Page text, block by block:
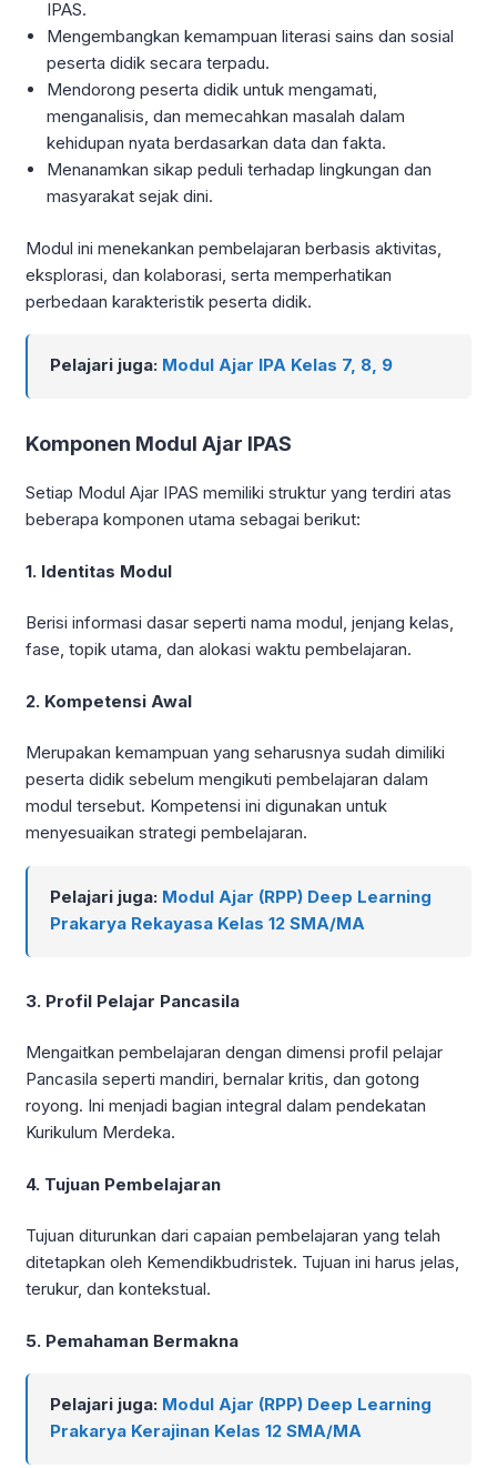
IPAS.
Mengembangkan kemampuan literasi sains dan sosial
peserta didik secara terpadu.
Mendorong peserta didik untuk mengamati,
menganalisis, dan memecahkan masalah dalam
kehidupan nyata berdasarkan data dan fakta.
Menanamkan sikap peduli terhadap lingkungan dan
masyarakat sejak dini.
Modul ini menekankan pembelajaran berbasis aktivitas,
eksplorasi, dan kolaborasi, serta memperhatikan
perbedaan karakteristik peserta didik.
Pelajari juga: Modul Ajar IPA Kelas 7, 8, 9
Komponen Modul Ajar IPAS
Setiap Modul Ajar IPAS memiliki struktur yang terdiri atas
beberapa komponen utama sebagai berikut:
1. Identitas Modul
Berisi informasi dasar seperti nama modul, jenjang kelas,
fase, topik utama, dan alokasi waktu pembelajaran.
2. Kompetensi Awal
Merupakan kemampuan yang seharusnya sudah dimiliki
peserta didik sebelum mengikuti pembelajaran dalam
modul tersebut. Kompetensi ini digunakan untuk
menyesuaikan strategi pembelajaran.
Pelajari juga: Modul Ajar (RPP) Deep Learning
Prakarya Rekayasa Kelas 12 SMA/MA
3. Profil Pelajar Pancasila
Mengaitkan pembelajaran dengan dimensi profil pelajar
Pancasila seperti mandiri, bernalar kritis, dan gotong
royong. Ini menjadi bagian integral dalam pendekatan
Kurikulum Merdeka.
4. Tujuan Pembelajaran
Tujuan diturunkan dari capaian pembelajaran yang telah
ditetapkan oleh Kemendikbudristek. Tujuan ini harus jelas,
terukur, dan kontekstual.
5. Pemahaman Bermakna
Pelajari juga: Modul Ajar (RPP) Deep Learning
Prakarya Kerajinan Kelas 12 SMA/MA